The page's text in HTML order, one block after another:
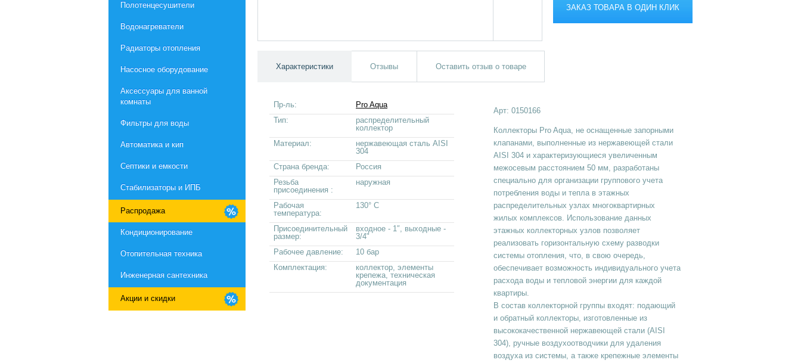
Полотенцесушители
Водонагреватели
Радиаторы отопления
Насосное оборудование
Aксессуары для ванной
комнаты
Фильтры для воды
Автоматика и кип
Септики и емкости
Стабилизаторы и ИПБ
Распродажа
Кондиционирование
Отопительная техника
Инженерная сантехника
Акции и скидки
ЗАКАЗ ТОВАРА В ОДИН КЛИК
Характеристики Отзывы Оставить отзыв о товаре
Пр-ль:
Pro Aqua
Тип:
распределительный
коллектор
Материал:
нержавеющая сталь AISI
304
Страна бренда:
Россия
Резьба
присоединения :
наружная
Рабочая
температура:
130° С
Присоединительный
размер:
входное - 1″, выходные -
3/4"
Рабочее давление:
10 бар
Комплектация:
коллектор, элементы
крепежа, техническая
документация
Арт: 0150166
Коллекторы Pro Aqua, не оснащенные запорными
клапанами, выполненные из нержавеющей стали
AISI 304 и характеризующиеся увеличенным
межосевым расстоянием 50 мм, разработаны
специально для организации группового учета
потребления воды и тепла в этажных
распределительных узлах многоквартирных
жилых комплексов. Использование данных
этажных коллекторных узлов позволяет
реализовать горизонтальную схему разводки
системы отопления, что, в свою очередь,
обеспечивает возможность индивидуального учета
расхода воды и тепловой энергии для каждой
квартиры.
В состав коллекторной группы входят: подающий
и обратный коллекторы, изготовленные из
высококачественной нержавеющей стали (AISI
304), ручные воздухоотводчики для удаления
воздуха из системы, а также крепежные элементы